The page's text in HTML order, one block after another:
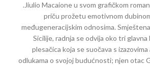
.Jiulio Macaione u svom grafičkom
priču prožetu emotivnom
međugeneracijskim odnosima.
Sicilije, radnja se odvija oko tri glavna
plesačica koja se suočava s
odlukama o svojoj budućnosti; njen otac